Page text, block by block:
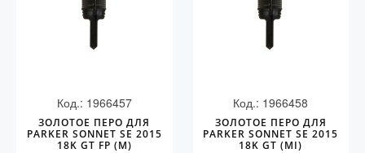
Код.: 1966457
ЗОЛОТОЕ ПЕРО ДЛЯ
PARKER SONNET SE 2015
18K GT FP (M)
Код.: 1966458
ЗОЛОТОЕ ПЕРО ДЛЯ
PARKER SONNET SE 2015
18K GT (MI)